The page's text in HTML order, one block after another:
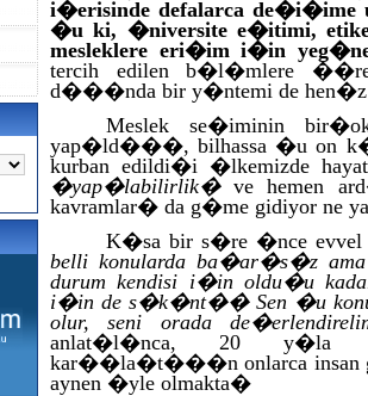
i�erisinde defalarca
�u ki, �niversite e�itimi,
mesleklere eri�im i�in
tercih edilen b�l�mlere
d���nda bir y�ntemi de
Meslek se�iminin
yap�ld���, bilhassa �u on
kurban edildi�i �lkemizde
�yap�labilirlik�ve hemen
kavramlar� da g�me gidiyor ne
K�sa bir s�re �nce
belli konularda ba�ar�s�z
durum kendisi i�in oldu�u
i�in de s�k�nt�� Sen �u
olur, seni orada
anlat�l�nca, 20 y�la
kar��la�t���n onlarca insan
aynen �yle olmakta�